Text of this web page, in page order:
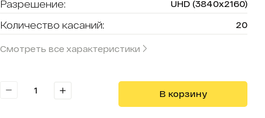
Разрешение: UHD (3840x2160)
Количество касаний: 20
Смотреть все характеристики
В корзину